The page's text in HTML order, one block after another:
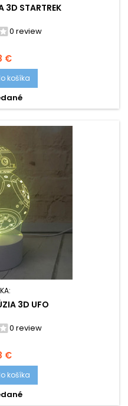
3D STARTREK
0 review
€
košíka
3D UFO
0 review
€
košíka